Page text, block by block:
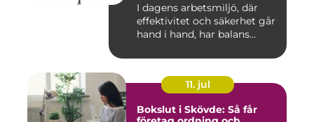
I dagens arbetsmiljö, där
effektivitet och säkerhet går
hand i hand, har balans...
11. jul
Bokslut i Skövde: Så får